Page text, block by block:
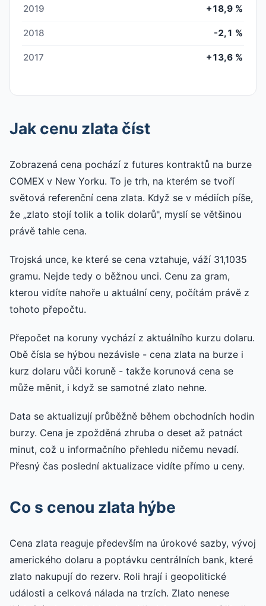
2019 +18,9 %
2018 -2,1 %
2017 +13,6 %
Jak cenu zlata číst
Zobrazená cena pochází z futures kontraktů na burze
COMEX v New Yorku. To je trh, na kterém se tvoří
světová referenční cena zlata. Když se v médiích píše,
že „zlato stojí tolik a tolik dolarů", myslí se většinou
právě tahle cena.
Trojská unce, ke které se cena vztahuje, váží 31,1035
gramu. Nejde tedy o běžnou unci. Cenu za gram,
kterou vidíte nahoře u aktuální ceny, počítám právě z
tohoto přepočtu.
Přepočet na koruny vychází z aktuálního kurzu dolaru.
Obě čísla se hýbou nezávisle - cena zlata na burze i
kurz dolaru vůči koruně - takže korunová cena se
může měnit, i když se samotné zlato nehne.
Data se aktualizují průběžně během obchodních hodin
burzy. Cena je zpožděná zhruba o deset až patnáct
minut, což u informačního přehledu ničemu nevadí.
Přesný čas poslední aktualizace vidíte přímo u ceny.
Co s cenou zlata hýbe
Cena zlata reaguje především na úrokové sazby, vývoj
amerického dolaru a poptávku centrálních bank, které
zlato nakupují do rezerv. Roli hrají i geopolitické
události a celková nálada na trzích. Zlato nenese